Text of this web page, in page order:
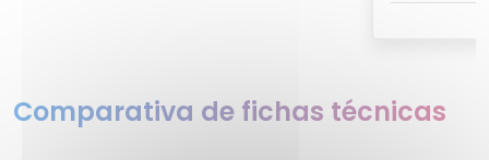
Comparativa de fichas técnicas